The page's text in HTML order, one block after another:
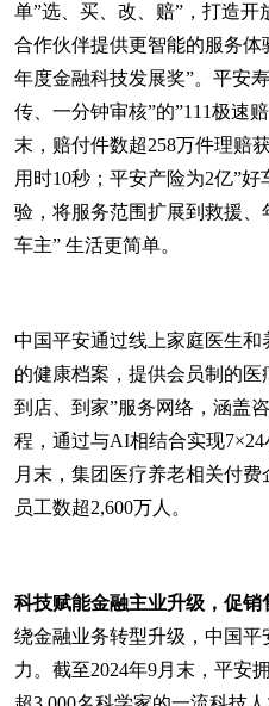
单”选、买、改、赔”，打造
合作伙伴提供更智能的服务体
年度金融科技发展奖”。平安
传、一分钟审核”的”111极速
末，赔付件数超258万件理赔
用时10秒；平安产险为2亿”
验，将服务范围扩展到救援、
车主” 生活更简单。
中国平安通过线上家庭医生
的健康档案，提供会员制的医
到店、到家”服务网络，涵盖
程，通过与AI相结合实现
月末，集团医疗养老相关付
员工数超2,600万人。
科技赋能金融主业升级，促销
绕金融业务转型升级，中国
力。截至2024年9月末，平安